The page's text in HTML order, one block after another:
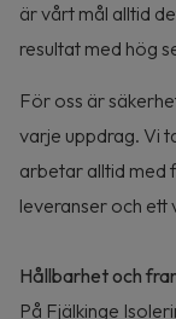
är vårt mål alltid
resultat med hög
För oss är
varje uppdrag. Vi
arbetar alltid med
leveranser och
Hållbarhet och
På Fjälkinge